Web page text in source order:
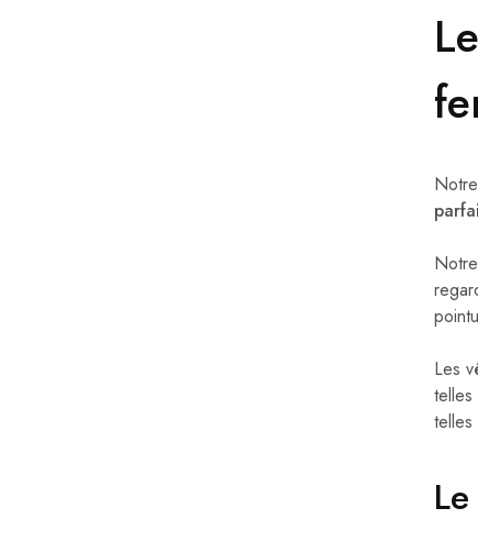
Les
telles